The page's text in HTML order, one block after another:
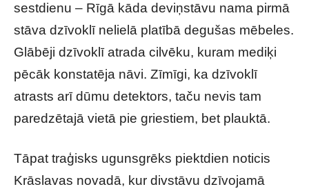
sestdienu – Rīgā kāda deviņstāvu nama pirmā
stāva dzīvoklī nelielā platībā degušas mēbeles.
Glābēji dzīvoklī atrada cilvēku, kuram mediķi
pēcāk konstatēja nāvi. Zīmīgi, ka dzīvoklī
atrasts arī dūmu detektors, taču nevis tam
paredzētajā vietā pie griestiem, bet plauktā.
Tāpat traģisks ugunsgrēks piektdien noticis
Krāslavas novadā, kur divstāvu dzīvojamā